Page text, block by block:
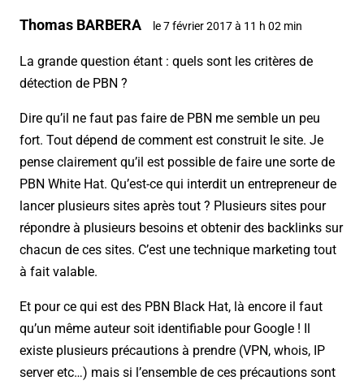
Thomas BARBERA le 7 février 2017 à 11 h 02 min
La grande question étant : quels sont les critères de
détection de PBN ?
Dire qu’il ne faut pas faire de PBN me semble un peu
fort. Tout dépend de comment est construit le site. Je
pense clairement qu’il est possible de faire une sorte de
PBN White Hat. Qu’est-ce qui interdit un entrepreneur de
lancer plusieurs sites après tout ? Plusieurs sites pour
répondre à plusieurs besoins et obtenir des backlinks sur
chacun de ces sites. C’est une technique marketing tout
à fait valable.
Et pour ce qui est des PBN Black Hat, là encore il faut
qu’un même auteur soit identifiable pour Google ! Il
existe plusieurs précautions à prendre (VPN, whois, IP
server etc…) mais si l’ensemble de ces précautions sont